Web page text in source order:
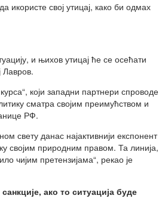
икористе свој утицај, како би одмах
и њихов утицај ће се осећати
Лавров.
који западни партнери спроводе
сматра својим преимућством и
РФ.
свету данас најактивнији експонент
својим природним правом. Та линија,
чијим претензијама“, рекао је
ако то ситуација буде